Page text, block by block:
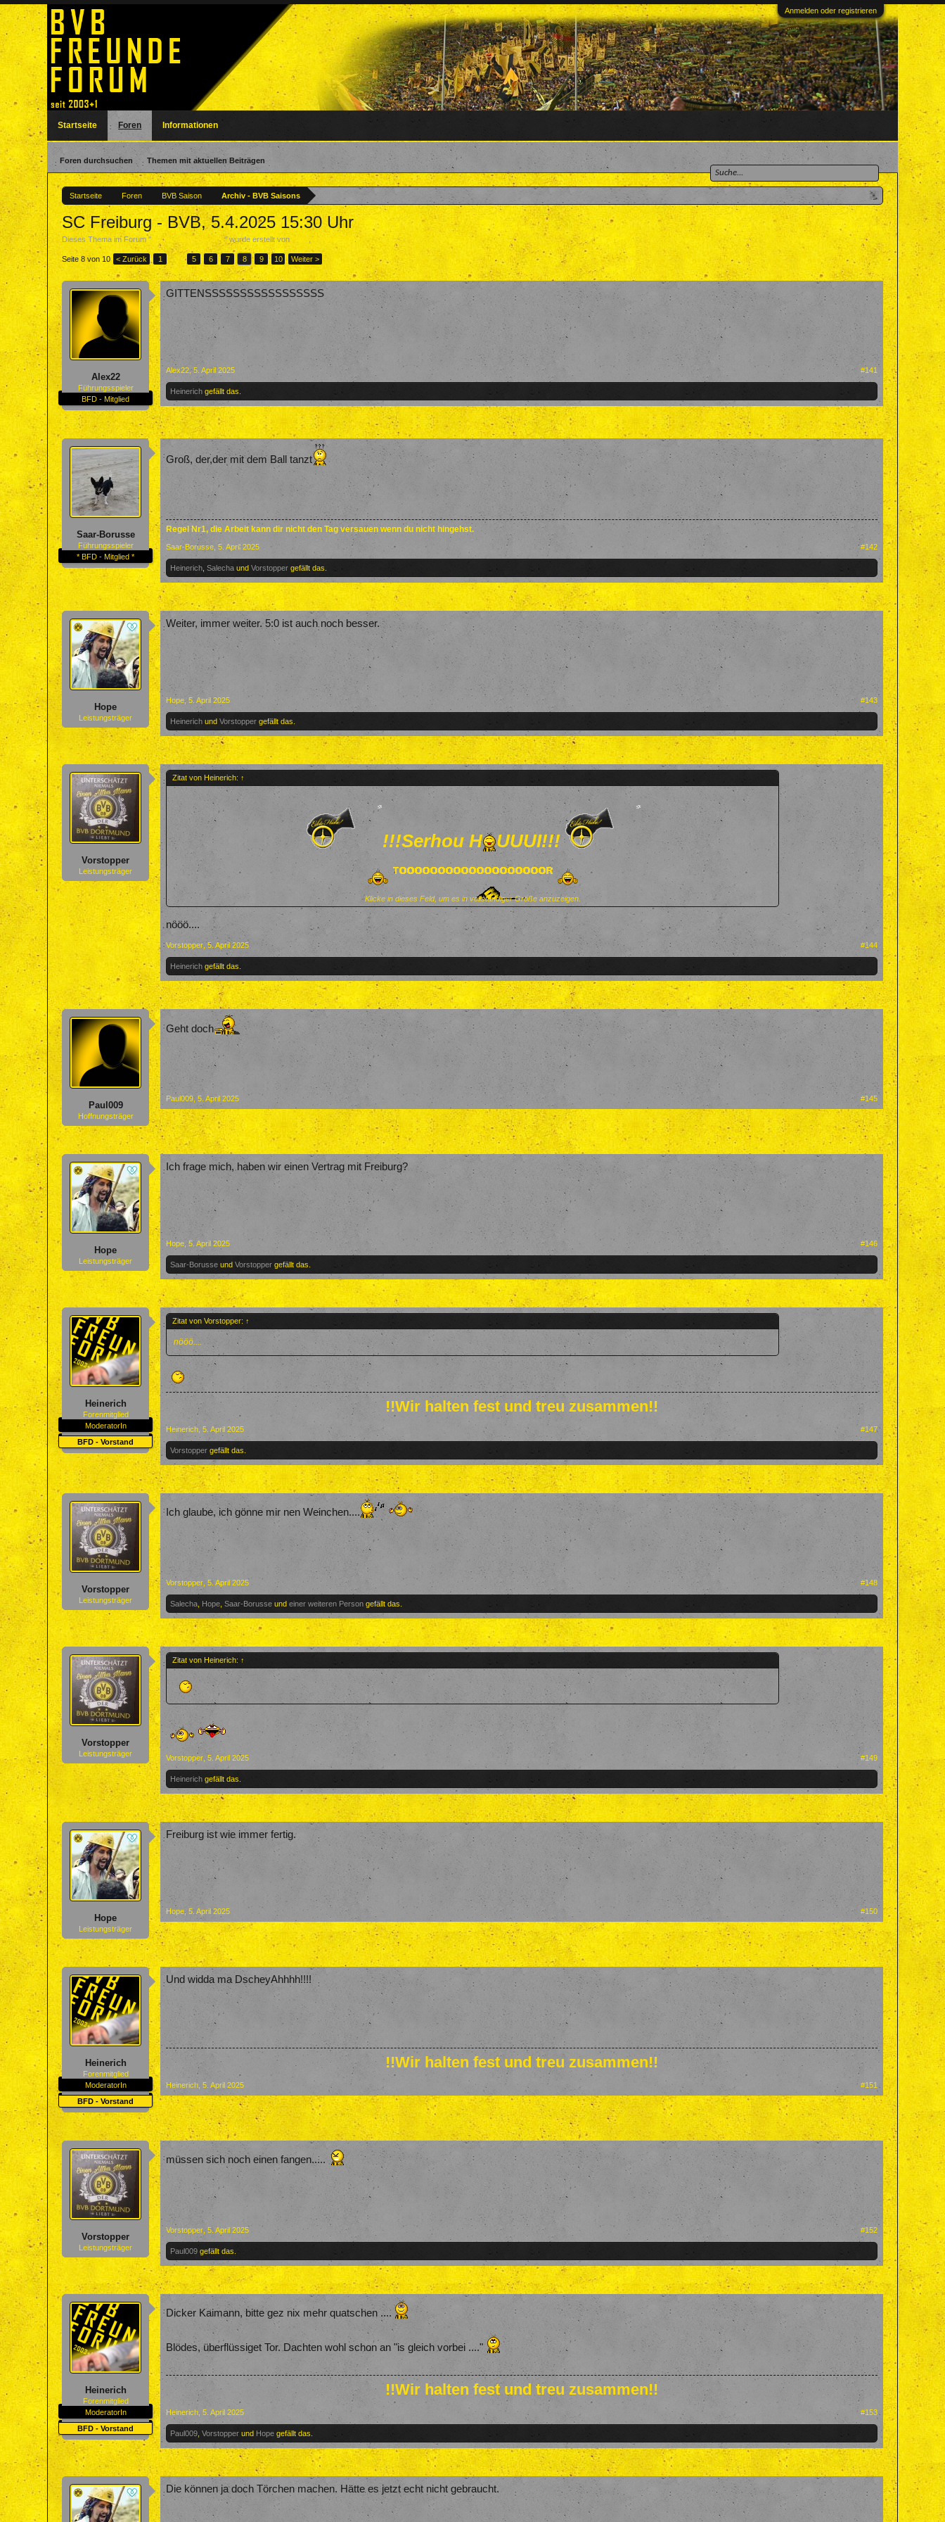
Anmelden oder registrieren
Startseite Foren BVB Saison Archiv - BVB Saisons
SC Freiburg - BVB, 5.4.2025 15:30 Uhr
Dieses Thema im Forum "Archiv - BVB Saisons" wurde erstellt vonNera , 4. April 2025.
Seite 8 von 10 < Zurück 1 ← 5 6 7 8 9 10 Weiter >
Alex22
Führungsspieler
BFD - Mitglied
GITTENSSSSSSSSSSSSSSSSS
Alex22, 5. April 2025 #141
Heinerich gefällt das.
Saar-Borusse
Führungsspieler
* BFD - Mitglied *
Groß, der,der mit dem Ball tanzt
Regel Nr1, die Arbeit kann dir nicht den Tag versauen wenn du nicht hingehst.
Saar-Borusse 5. April 2025 #142
Heinerich ,Salecha undVorstopper gefällt das.
Hope
Leistungsträger
Weiter, immer weiter. 5:0 ist auch noch besser.
Hope 5. April 2025 #143
Heinerich undVorstopper gefällt das.
Vorstopper
Leistungsträger
Zitat von Heinerich: ↑
!!!Serhou H UUUI!!!
Oléé, jetzt kommt derBVB!
Oléé, jetzt kommt derBVB!
Oléé, jetzt kommt derBVB!
Oléééé, jetzt kommt der BVBee!
Nache ganze Leidenszeit, gez schon bei son Bisken, Pippi inne Äuglein ....
Klicke in dieses Feld, um es in vollständiger Größe anzuzeigen.
nööö....
Vorstopper 5. April 2025 #144
Heinerich gefällt das.
Paul009
Hoffnungsträger
Geht doch
Paul009 5. April 2025 #145
Hope
Leistungsträger
Ich frage mich, haben wir einen Vertrag mit Freiburg?
Hope 5. April 2025 #146
Saar-Borusse undVorstopper gefällt das.
Heinerich
Forenmitglied
ModeratorIn
BFD - Vorstand
Zitat von Vorstopper: ↑
nööö....
!!Wir halten fest und treu zusammen!!
Heinerich 5. April 2025 #147
Vorstopper gefällt das.
Vorstopper
Leistungsträger
Ich glaube, ich gönne mir nen Weinchen....
Vorstopper 5. April 2025 #148
Salecha Hope ,Saar-Borusse undeiner weiteren Person gefällt das.
Vorstopper
Leistungsträger
Zitat von Heinerich: ↑
Vorstopper 5. April 2025 #149
Heinerich gefällt das.
Hope
Leistungsträger
Freiburg ist wie immer fertig.
Hope 5. April 2025 #150
Heinerich
Forenmitglied
ModeratorIn
BFD - Vorstand
Und widda ma DscheyAhhhh!!!!
!!Wir halten fest und treu zusammen!!
Heinerich 5. April 2025 #151
Vorstopper
Leistungsträger
müssen sich noch einen fangen.....
Vorstopper 5. April 2025 #152
Paul009 gefällt das.
Heinerich
Forenmitglied
ModeratorIn
BFD - Vorstand
Dicker Kaimann, bitte gez nix mehr quatschen ....
Blödes, überflüssiget Tor. Dachten wohl schon an "is gleich vorbei ...."
!!Wir halten fest und treu zusammen!!
Heinerich 5. April 2025 #153
Paul009 ,Vorstopper und Hope gefällt das.
Die können ja doch Törchen machen. Hätte es jetzt echt nicht gebraucht.
Startseite Foren
Foren durchsuchen Themen mit aktuellen Beiträgen
Informationen